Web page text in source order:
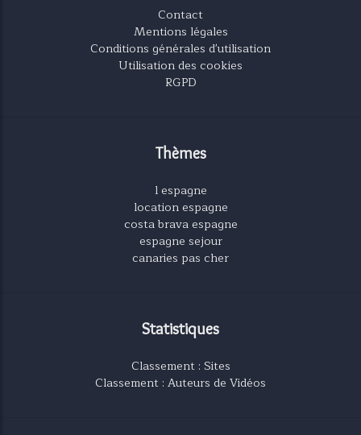
Contact
Mentions légales
Conditions générales d'utilisation
Utilisation des cookies
RGPD
Thèmes
l espagne
location espagne
costa brava espagne
espagne sejour
canaries pas cher
Statistiques
Classement : Sites
Classement : Auteurs de Vidéos